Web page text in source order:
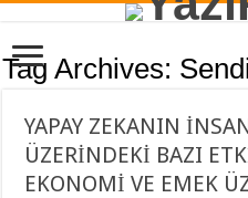
Tag Archives:
YAPAY ZEKANIN
ÜZERİNDEKİ BAZI
EKONOMİ VE EMEK